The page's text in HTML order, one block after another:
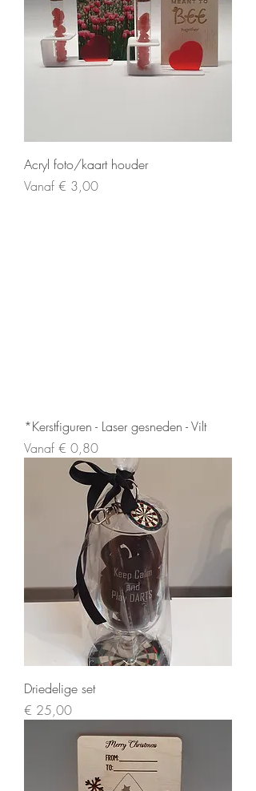
Acryl foto/kaart houder
Vanaf € 3,00
Verkoopprijs
*Kerstfiguren - Laser gesneden - Vilt
Vanaf € 0,80
Verkoopprijs
Driedelige set
Prijs
€ 25,00